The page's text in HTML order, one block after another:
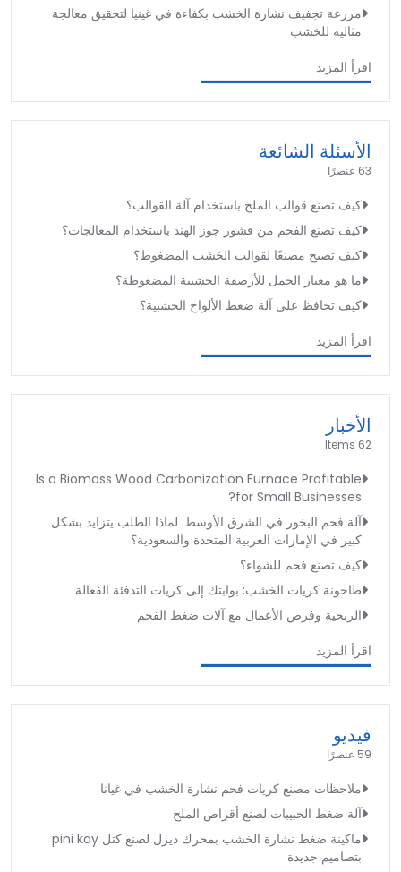
مزرعة تجفيف نشارة الخشب بكفاءة في غينيا لتحقيق معالجة
مثالية للخشب
اقرأ المزيد
الأسئلة الشائعة
63 عنصرًا
كيف تصنع قوالب الملح باستخدام آلة القوالب؟
كيف تصنع الفحم من قشور جوز الهند باستخدام المعالجات؟
كيف تصبح مصنعًا لقوالب الخشب المضغوط؟
ما هو معيار الحمل للأرصفة الخشبية المضغوطة؟
كيف تحافظ على آلة ضغط الألواح الخشبية؟
اقرأ المزيد
الأخبار
62 Items
Is a Biomass Wood Carbonization Furnace Profitable
for Small Businesses?
آلة فحم البخور في الشرق الأوسط: لماذا الطلب يتزايد بشكل
كبير في الإمارات العربية المتحدة والسعودية؟
كيف تصنع فحم للشواء؟
طاحونة كريات الخشب: بوابتك إلى كريات التدفئة الفعالة
الربحية وفرص الأعمال مع آلات ضغط الفحم
اقرأ المزيد
فيديو
59 عنصرًا
ملاحظات مصنع كريات فحم نشارة الخشب في غيانا
آلة ضغط الحبيبات لصنع أقراص الملح
ماكينة ضغط نشارة الخشب بمحرك ديزل لصنع كتل pini kay
بتصاميم جديدة